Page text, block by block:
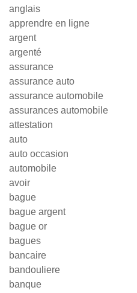
anglais
apprendre en ligne
argent
argenté
assurance
assurance auto
assurance automobile
assurances automobile
attestation
auto
auto occasion
automobile
avoir
bague
bague argent
bague or
bagues
bancaire
bandouliere
banque